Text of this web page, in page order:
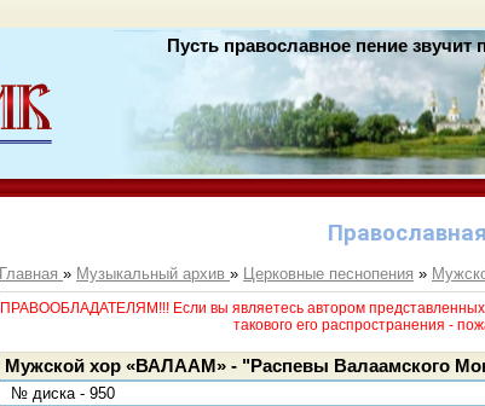
Пусть православное пение
Главная » Музыкальный архив » Церковные песнопения »
ПРАВООБЛАДАТЕЛЯМ!!! Если вы являетесь автором представленных
такового его раcпространения -
Мужской хор «ВАЛААМ» - "Распевы Валаамского
№ диска - 950